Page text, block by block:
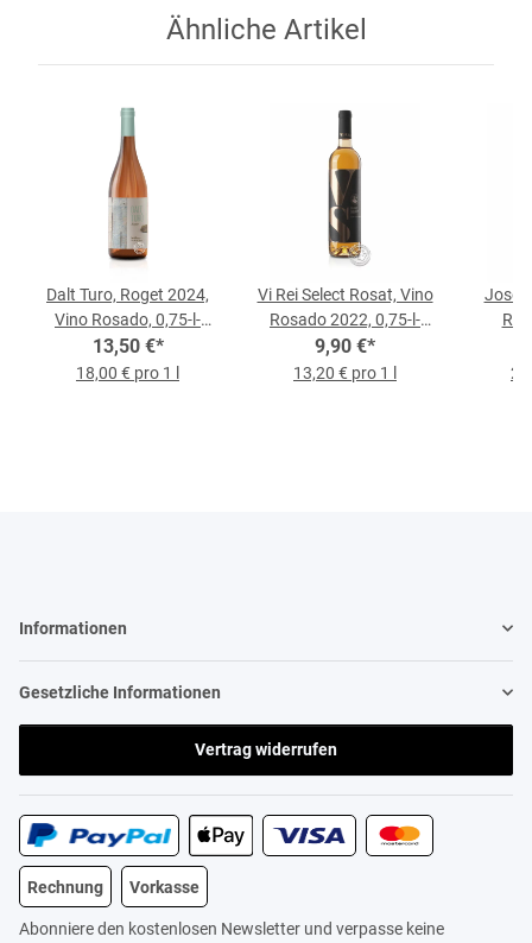
Ähnliche Artikel
Dalt Turo, Roget 2024,
Vino Rosado, 0,75-l-
Flasche
13,50 €*
18,00 € pro 1 l
Vi Rei Select Rosat, Vino
Rosado 2022, 0,75-l-
Flasche
9,90 €*
13,20 € pro 1 l
Jose
Informationen
Gesetzliche Informationen
Vertrag widerrufen
Rechnung Vorkasse
Abonniere den kostenlosen Newsletter und verpasse keine